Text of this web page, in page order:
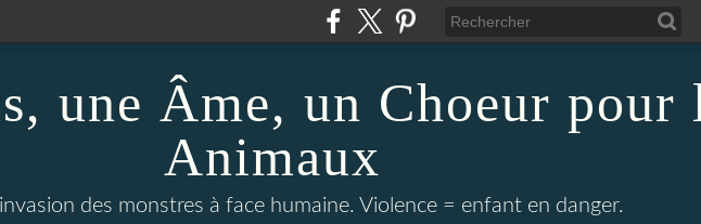
une Âme, un Choeur pour
Animaux
des monstres à face humaine. Violence = enfant en danger.